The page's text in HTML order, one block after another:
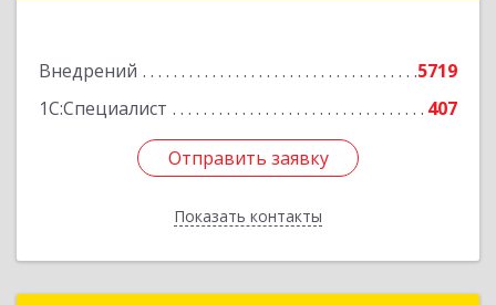
Внедрений
5719
1С:Специалист
407
Отправить заявку
Показать контакты
Отправить заявку
Назад